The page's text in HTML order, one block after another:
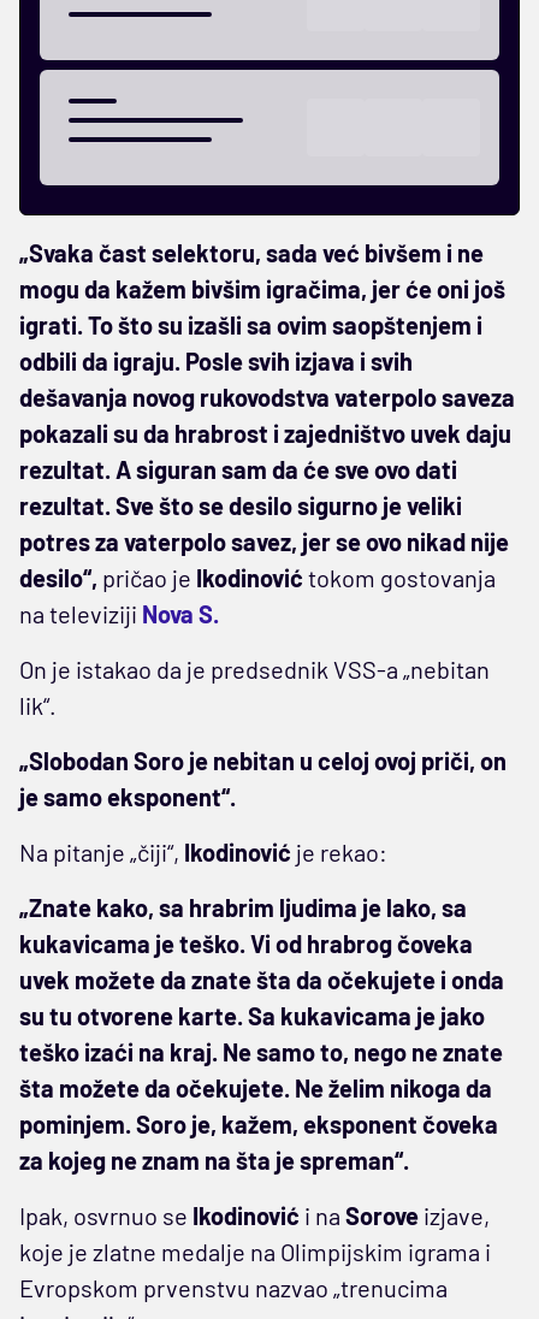
„Svaka čast selektoru, sada već bivšem i ne
mogu da kažem bivšim igračima, jer će oni još
igrati. To što su izašli sa ovim saopštenjem i
odbili da igraju. Posle svih izjava i svih
dešavanja novog rukovodstva vaterpolo saveza
pokazali su da hrabrost i zajedništvo uvek daju
rezultat. A siguran sam da će sve ovo dati
rezultat. Sve što se desilo sigurno je veliki
potres za vaterpolo savez, jer se ovo nikad nije
desilo“, pričao je Ikodinović tokom gostovanja
na televiziji Nova S.
On je istakao da je predsednik VSS-a „nebitan
lik“.
„Slobodan Soro je nebitan u celoj ovoj priči, on
je samo eksponent“.
Na pitanje „čiji“, Ikodinović je rekao:
„Znate kako, sa hrabrim ljudima je lako, sa
kukavicama je teško. Vi od hrabrog čoveka
uvek možete da znate šta da očekujete i onda
su tu otvorene karte. Sa kukavicama je jako
teško izaći na kraj. Ne samo to, nego ne znate
šta možete da očekujete. Ne želim nikoga da
pominjem. Soro je, kažem, eksponent čoveka
za kojeg ne znam na šta je spreman“.
Ipak, osvrnuo se Ikodinović i na Sorove izjave,
koje je zlatne medalje na Olimpijskim igrama i
Evropskom prvenstvu nazvao „trenucima